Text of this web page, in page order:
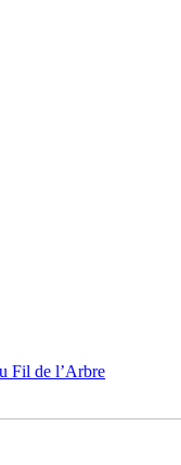
Fil de l’Arbre